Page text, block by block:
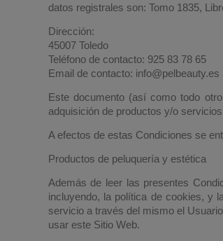
datos registrales son: Tomo 1835,
Dirección:
45007 Toledo
Teléfono de contacto: 925 83 78 65
Email de contacto: info@pelbeauty.es
Este documento (así como todo
adquisición de productos y/o
A efectos de estas Condiciones se
Productos de peluquería y estética
Además de leer las presentes
incluyendo, la política de cookies, y
servicio a través del mismo el
usar este Sitio Web.